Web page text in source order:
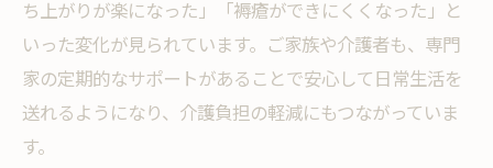
ち上がりが楽になった」「褥瘡ができにくくなった」と
いった変化が見られています。ご家族や介護者も、専門
家の定期的なサポートがあることで安心して日常生活を
送れるようになり、介護負担の軽減にもつながっていま
す。